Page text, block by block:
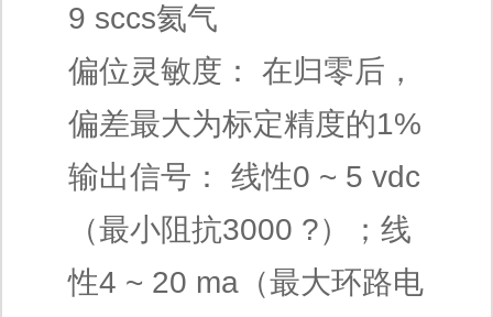
9 sccs氦气
偏位灵敏度： 在归零后，
偏差最大为标定精度的1%
输出信号： 线性0 ~ 5 vdc
（最小阻抗3000 ?）；线
性4 ~ 20 ma（最大环路电